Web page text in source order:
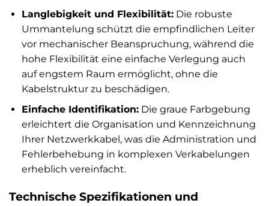
Langlebigkeit und Flexibilität:Die robuste
Ummantelung schützt die empfindlichen Leiter
vor mechanischer Beanspruchung, während die
hohe Flexibilität eine einfache Verlegung auch
auf engstem Raum ermöglicht, ohne die
Kabelstruktur zu beschädigen.
Einfache Identifikation:Die graue Farbgebung
erleichtert die Organisation und Kennzeichnung
Ihrer Netzwerkkabel, was die Administration und
Fehlerbehebung in komplexen Verkabelungen
erheblich vereinfacht.
Technische Spezifikationen und